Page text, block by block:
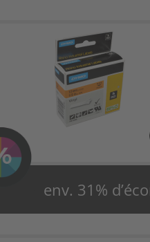
env. 31%